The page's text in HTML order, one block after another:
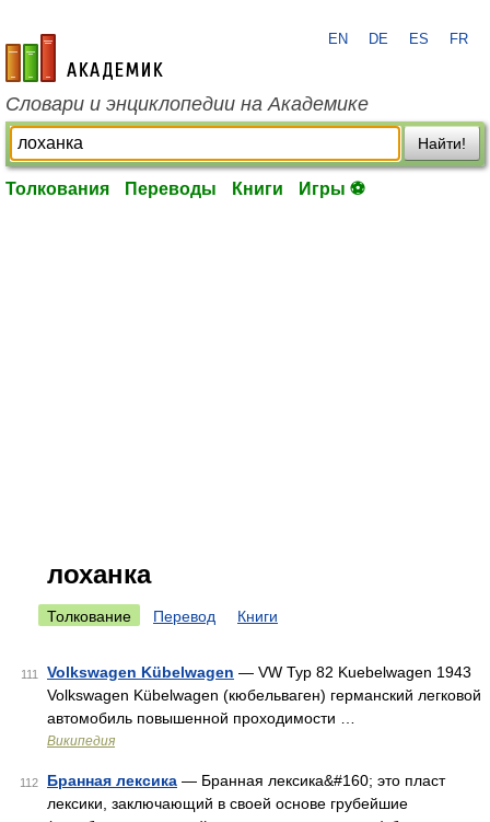
academic.ru
EN DE ES FR
Словари и энциклопедии на Академике
Найти!
Толкования Переводы Книги Игры ⚽
лоханка
Толкование Перевод Книги
111 Volkswagen Kübelwagen — VW Typ 82 Kuebelwagen 1943
Volkswagen Kübelwagen (кюбельваген) германский легковой
автомобиль повышенной проходимости …
Википедия
112 Бранная лексика — Бранная лексика&#160; это пласт
лексики, заключающий в своей основе грубейшие